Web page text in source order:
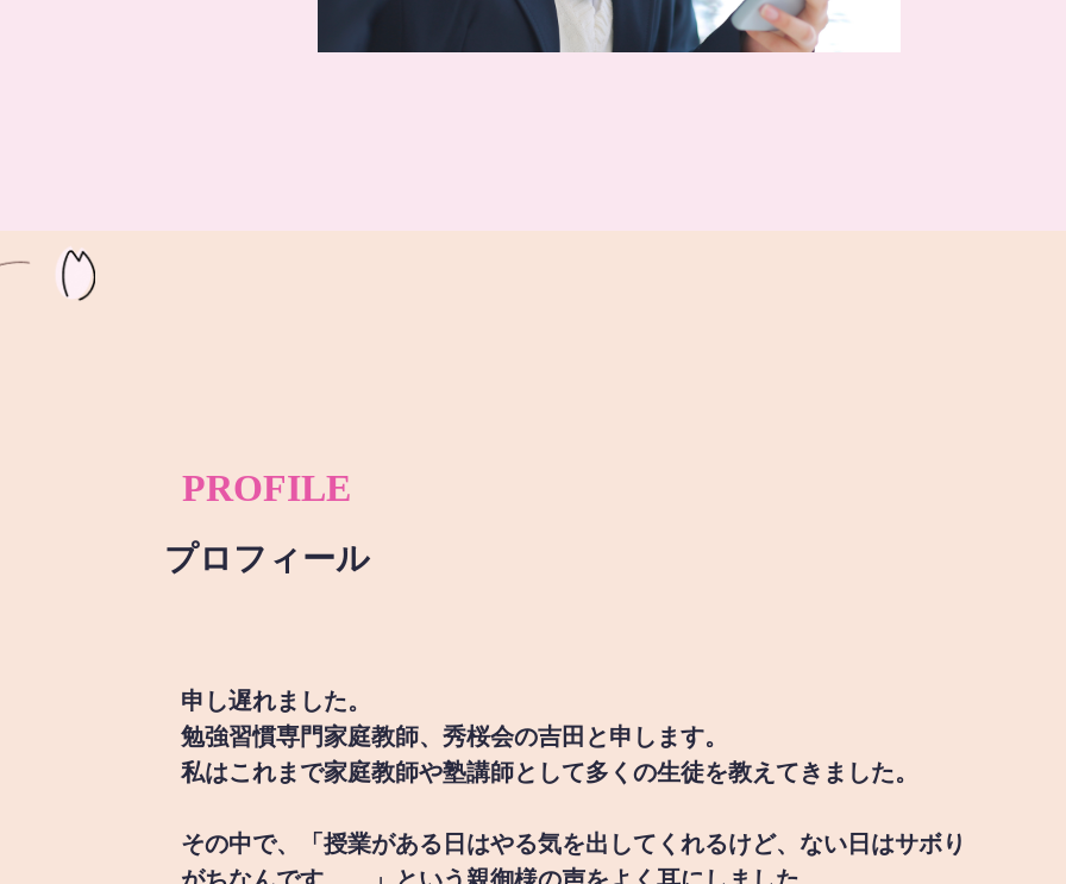
PROFILE
プロフィール
申し遅れました。
勉強習慣専門家庭教師、秀桜会の吉田と申します。
私はこれまで家庭教師や塾講師として多くの生徒を教えてきました。
その中で、「授業がある日はやる気を出してくれるけど、ない日はサボり